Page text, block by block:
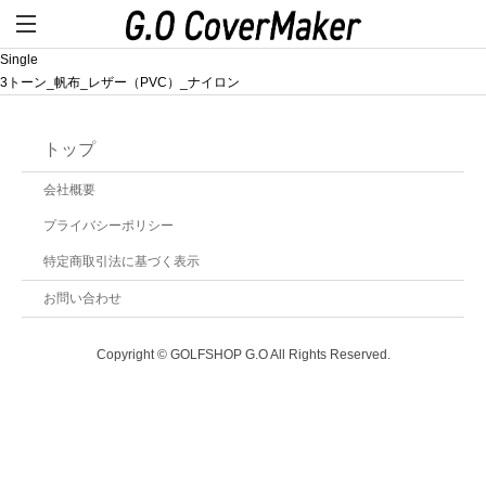
Single
3トーン_帆布_レザー（PVC）_ナイロン
トップ
会社概要
プライバシーポリシー
特定商取引法に基づく表示
お問い合わせ
Copyright © GOLFSHOP G.O All Rights Reserved.